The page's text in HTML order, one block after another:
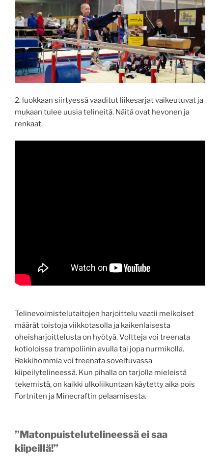
2. luokkaan siirtyessä vaaditut liikesarjat vaikeutuvat ja
mukaan tulee uusia telineitä. Näitä ovat hevonen ja
renkaat.
Telinevoimistelutaitojen harjoittelu vaatii melkoiset
määrät toistoja viikkotasolla ja kaikenlaisesta
oheisharjoittelusta on hyötyä. Voltteja voi treenata
kotioloissa trampoliinin avulla tai jopa nurmikolla.
Rekkihommia voi treenata soveltuvassa
kiipeilytelineessä. Kun pihalla on tarjolla mieleistä
tekemistä, on kaikki ulkoliikuntaan käytetty aika pois
Fortniten ja Minecraftin pelaamisesta.
”Matonpuistelutelineessä ei saa
kiipeillä!”